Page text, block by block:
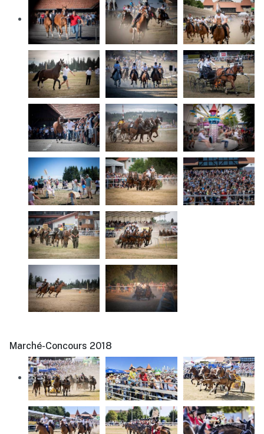
Marché-Concours 2018